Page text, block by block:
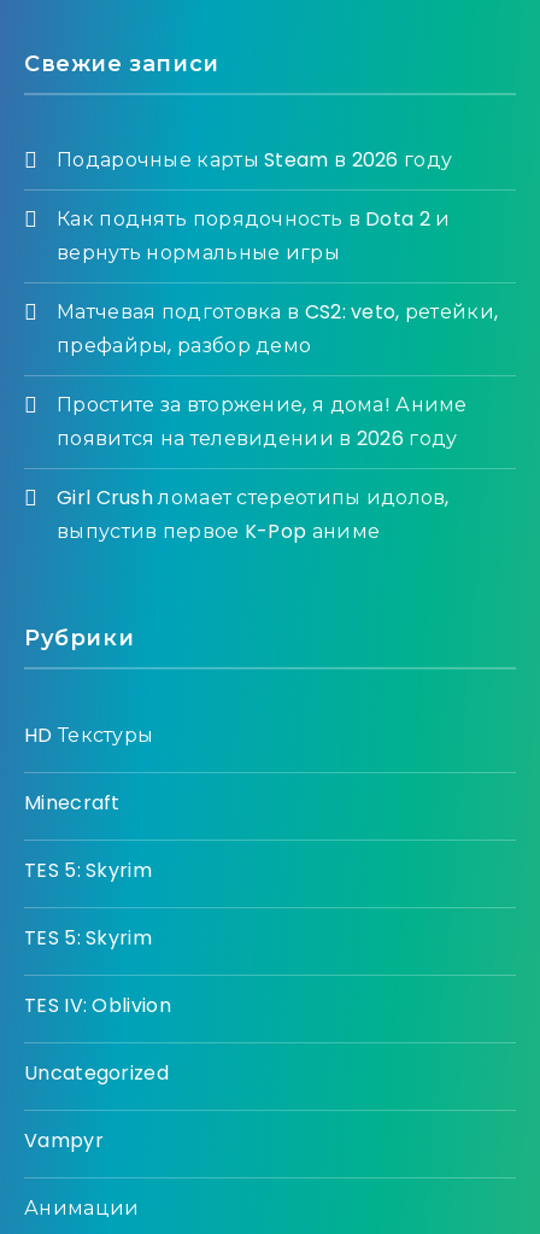
Свежие записи
Подарочные карты Steam в 2026 году
Как поднять порядочность в Dota 2 и
вернуть нормальные игры
Матчевая подготовка в CS2: veto, ретейки,
префайры, разбор демо
Простите за вторжение, я дома! Аниме
появится на телевидении в 2026 году
Girl Crush ломает стереотипы идолов,
выпустив первое K-Pop аниме
Рубрики
HD Текстуры
Minecraft
TES 5: Skyrim
TES 5: Skyrim
TES IV: Oblivion
Uncategorized
Vampyr
Анимации